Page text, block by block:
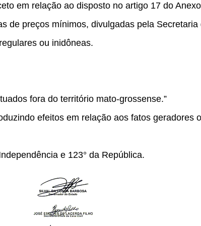
em relação ao disposto no artigo 17 do
de preços mínimos, divulgadas pela
ou inidôneas.
fora do território mato-grossense.”
efeitos em relação aos fatos geradores
e 123° da República.